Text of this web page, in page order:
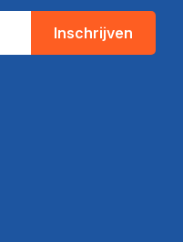
Inschrijven